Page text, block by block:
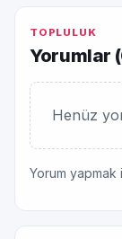
TOPLULUK
Yorumlar (
Henüz
Yorum yapmak